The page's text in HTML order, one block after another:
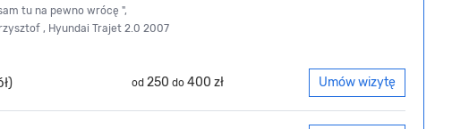
tu na pewno wrócę ",
, Hyundai Trajet 2.0 2007
od 250 do 400 zł Umów wizytę